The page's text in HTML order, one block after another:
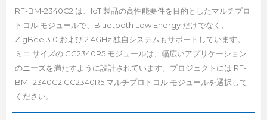
RF-BM-2340C2 は、IoT 製品の高性能要件を目的としたマルチプロ
トコル モジュールで、Bluetooth Low Energy だけでなく、
ZigBee 3.0 および 2.4GHz 独自システムもサポートしています。
ミニ サイズの CC2340R5 モジュールは、幅広いアプリケーション
のニーズを満たすように設計されています。プロジェクトには RF-
BM- 2340C2 CC2340R5 マルチプロトコル モジュールを選択して
ください。